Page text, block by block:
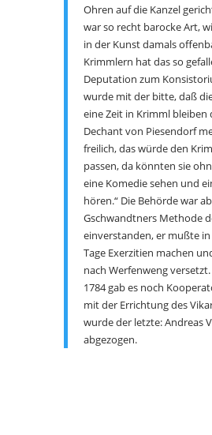
Ohren auf die Kanzel
war so recht barocke Art,
in der Kunst damals
Krimmlern hat das so
Deputation zum
wurde mit der bitte, daß
eine Zeit in Krimml bleiben
Dechant von Piesendorf
freilich, das würde den
passen, da könnten sie
eine Komedie sehen und
hören.“ Die Behörde war
Gschwandtners Methode
einverstanden, er mußte
Tage Exerzitien machen
nach Werfenweng versetzt.
1784 gab es noch
mit der Errichtung des
wurde der letzte: Andreas
abgezogen.